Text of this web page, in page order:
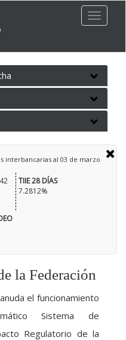
Toggle
interbancarias al 03 de marzo
TIIE 28 DÍAS
7.2812%
la Federación
el funcionamiento
Sistema de
Regulatorio de la